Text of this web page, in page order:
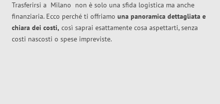
Trasferirsi a Milano non è solo una sfida logistica ma anche
finanziaria. Ecco perché ti offriamo una panoramica dettagliata e
chiara dei costi, così saprai esattamente cosa aspettarti, senza
costi nascosti o spese impreviste.